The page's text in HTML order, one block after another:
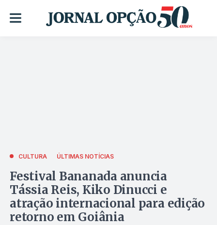
CULTURA ÚLTIMAS NOTÍCIAS
Festival Bananada anuncia
Tássia Reis, Kiko Dinucci e
atração internacional para edição
retorno em Goiânia